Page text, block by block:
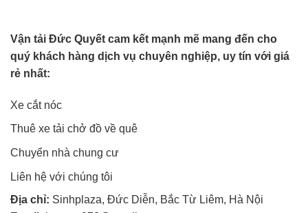
Vận tải Đức Quyết cam kết mạnh mẽ mang đến cho
quý khách hàng dịch vụ chuyên nghiệp, uy tín với giá
rẻ nhất:
Xe cắt nóc
Thuê xe tải chở đồ về quê
Chuyển nhà chung cư
Liên hệ với chúng tôi
Địa chỉ: Sinhplaza, Đức Diễn, Bắc Từ Liêm, Hà Nội